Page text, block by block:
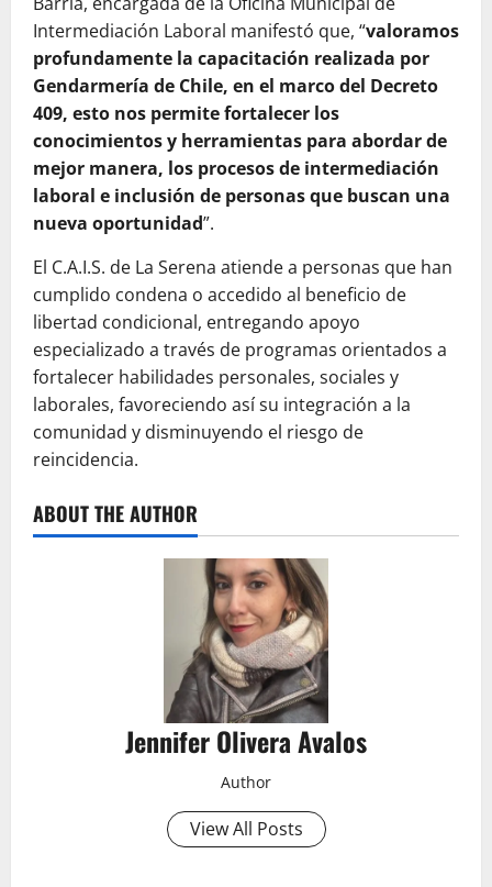
Intermediación Laboral manifestó que, “valoramos
profundamente la capacitación realizada por
Gendarmería de Chile, en el marco del Decreto
409, esto nos permite fortalecer los
conocimientos y herramientas para abordar de
mejor manera, los procesos de intermediación
laboral e inclusión de personas que buscan una
nueva oportunidad”.
El C.A.I.S. de La Serena atiende a personas que han
cumplido condena o accedido al beneficio de
libertad condicional, entregando apoyo
especializado a través de programas orientados a
fortalecer habilidades personales, sociales y
laborales, favoreciendo así su integración a la
comunidad y disminuyendo el riesgo de
reincidencia.
ABOUT THE AUTHOR
Jennifer Olivera Avalos
Author
View All Posts